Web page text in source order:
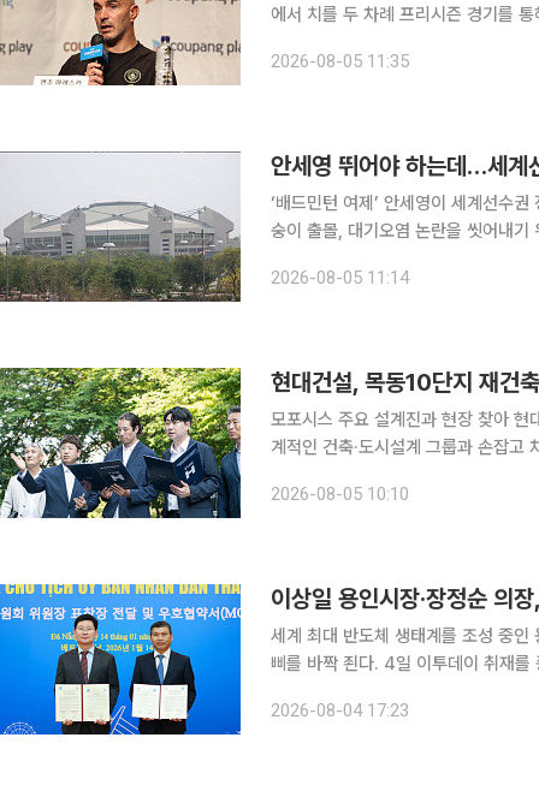
에서 치를 두 차례 프리시즌 경기를
2026-08-05 11:35
안세영 뛰어야 하는데…세계
‘배드민턴 여제’ 안세영이 세계선수
숭이 출몰, 대기오염 논란을 씻어내기 위한 시설 정비에
단식에 출전한다. 여자단식 세계랭킹
2026-08-05 11:14
현대건설, 목동10단지 재건
모포시스 주요 설계진과 현장 찾아 현대건설이 서울 양천구 목동10단지 재건축 사업 수주를 위해 세
계적인 건축·도시설계 그룹과 손잡고 차별화된 설계안
한 특화 설계를 마련한다고 5일 밝혔
2026-08-05 10:10
이상일 용인시장·장정순 의
세계 최대 반도체 생태계를 조성 중인
삐를 바짝 죈다. 4일 이투데이 취재를 종합하면, 이상일 용인특례시장은 용인특례시와 우호협약을
이번 방문에는 장정순 용인특례시의
2026-08-04 17:23